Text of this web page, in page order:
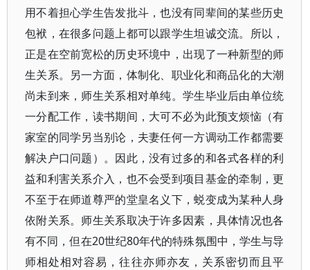
用不着担心学生告发批斗，也没有同辈间的某些历史
包袱，在很多问题上都可以跟学生坦诚交流。所以，
正是在空前宽松的历史环境中，出现了一种新型的师
生关系。另一方面，体制化、职业化和商品化的大潮
尚未到来，师生关系相对单纯。学生毕业后由单位统
一分配工作，读书期间，大可不必为此预支烦恼（有
家室的同学另当别论，夫妻任何一方调动工作都需要
解决户口问题）。因此，没有过多的和各式各样的利
益和利害关系介入，也不会受到项目基金的牵制，更
不至于在师道尊严的堂皇名义下，蜕变成为某种人身
依附关系。师生关系取决于许多因素，具体情况也各
有不同，但在20世纪80年代的特殊氛围中，学生与导
师相处相对容易，往往亦师亦友，关系密切而且平